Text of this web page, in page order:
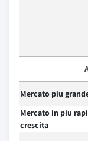
Mercato piu
Mercato in piu
crescita